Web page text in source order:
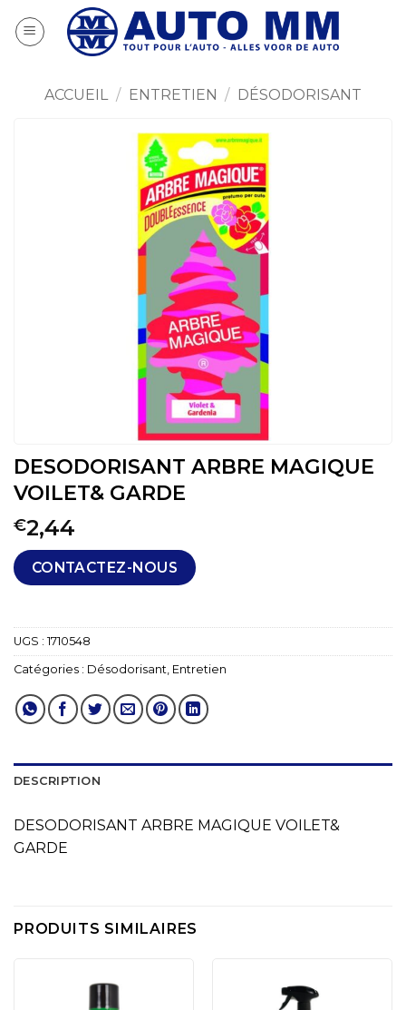
au
ACCUEIL / ENTRETIEN / DÉSODORISANT
DESODORISANT ARBRE MAGIQUE
VOILET& GARDE
€2,44
CONTACTEZ-NOUS
UGS : 1710548
Catégories : Désodorisant Entretien
DESCRIPTION
DESODORISANT ARBRE MAGIQUE VOILET&
GARDE
PRODUITS SIMILAIRES